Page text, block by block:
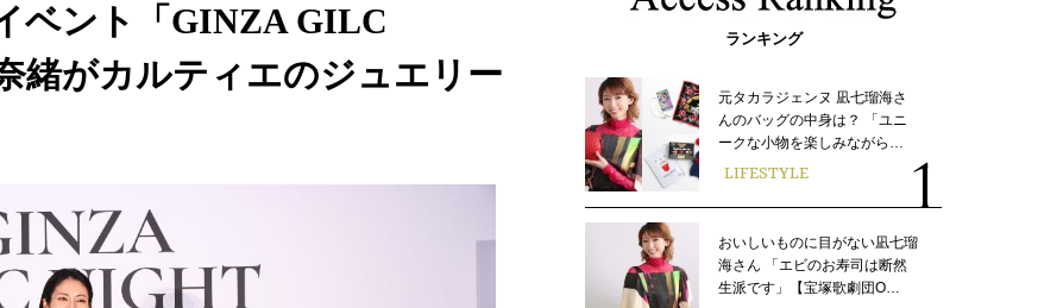
ベント「GINZA GILC
緒がカルティエのジュエリー
ランキング
元タカラジェンヌ 凪七瑠海さ
んのバッグの中身は？ 「ユニ
ークな小物を楽しみながら…
LIFESTYLE
おいしいものに目がない凪七瑠
海さん 「エビのお寿司は断然
生派です」【宝塚歌劇団O…